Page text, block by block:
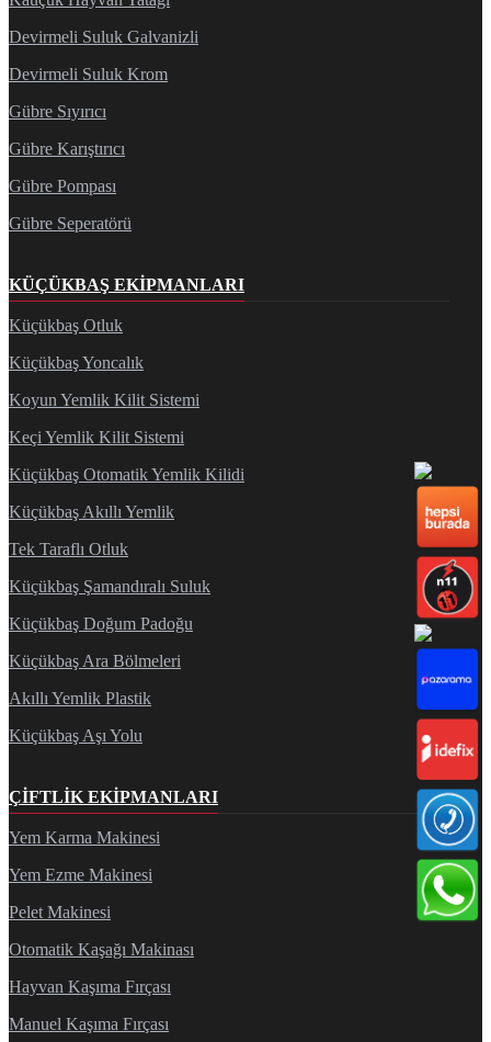
Devirmeli Suluk Galvanizli
Devirmeli Suluk Krom
Gübre Sıyırıcı
Gübre Karıştırıcı
Gübre Pompası
Gübre Seperatörü
KÜÇÜKBAŞ EKIPMANLARI
Küçükbaş Otluk
Küçükbaş Yoncalık
Koyun Yemlik Kilit Sistemi
Keçi Yemlik Kilit Sistemi
Küçükbaş Otomatik Yemlik Kilidi
Küçükbaş Akıllı Yemlik
Tek Taraflı Otluk
Küçükbaş Şamandıralı Suluk
Küçükbaş Doğum Padoğu
Küçükbaş Ara Bölmeleri
Akıllı Yemlik Plastik
Küçükbaş Aşı Yolu
ÇIFTLIK EKIPMANLARI
Yem Karma Makinesi
Yem Ezme Makinesi
Pelet Makinesi
Otomatik Kaşağı Makinası
Hayvan Kaşıma Fırçası
Manuel Kaşıma Fırçası